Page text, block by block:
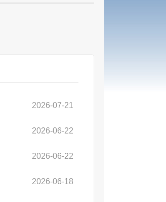
2026-07-21
2026-06-22
2026-06-22
2026-06-18